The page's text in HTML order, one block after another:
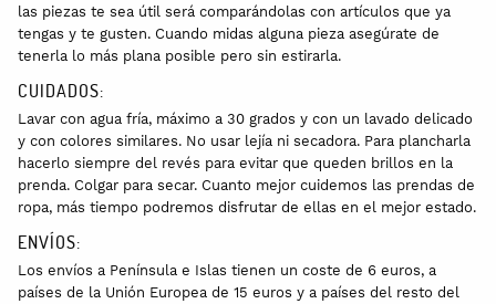
las piezas te sea útil será comparándolas con artículos que ya
tengas y te gusten. Cuando midas alguna pieza asegúrate de
tenerla lo más plana posible pero sin estirarla.
CUIDADOS:
Lavar con agua fría, máximo a 30 grados y con un lavado delicado
y con colores similares. No usar lejía ni secadora. Para plancharla
hacerlo siempre del revés para evitar que queden brillos en la
prenda. Colgar para secar. Cuanto mejor cuidemos las prendas de
ropa, más tiempo podremos disfrutar de ellas en el mejor estado.
ENVÍOS:
Los envíos a Península e Islas tienen un coste de 6 euros, a
países de la Unión Europea de 15 euros y a países del resto del